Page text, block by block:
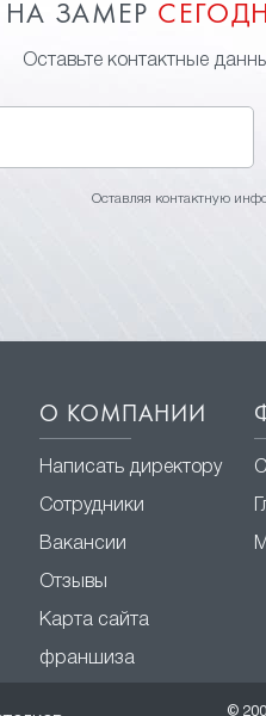
ЗАМЕР
Оставьте контактные
Оставляя контактную
О КОМПАНИИ
Написать директору
Сотрудники
Вакансии
Отзывы
Карта сайта
франшиза
©